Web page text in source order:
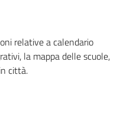
relative a calendario
la mappa delle scuole,
città.